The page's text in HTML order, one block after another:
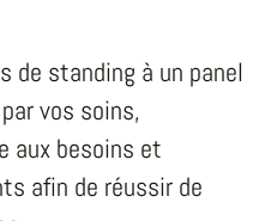
de standing à un panel
vos soins,
aux besoins et
afin de réussir de